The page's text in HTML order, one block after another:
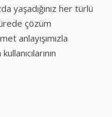
yaşadığınız her türlü
çözüm
anlayışımızla